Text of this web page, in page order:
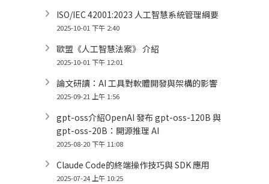
ISO/IEC 42001:2023 人工智慧系統管理綱要
2025-10-01 下午 2:40
歐盟《人工智慧法案》 介紹
2025-10-01 下午 12:01
論文研讀：AI 工具對軟體開發與架構的影響
2025-09-21 上午 1:56
gpt-oss介紹OpenAI 發布 gpt-oss-120B 與
gpt-oss-20B：開源推理 AI
2025-08-20 下午 11:08
Claude Code的終端操作技巧與 SDK 應用
2025-07-24 上午 10:25